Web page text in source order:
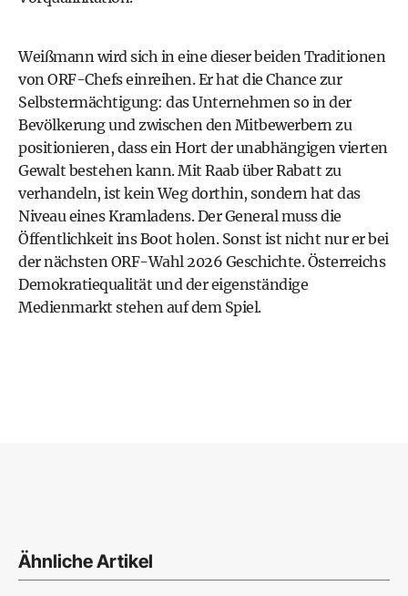
Weißmann wird sich in eine dieser beiden Traditionen
von ORF-Chefs einreihen. Er hat die Chance zur
Selbstermächtigung: das Unternehmen so in der
Bevölkerung und zwischen den Mitbewerbern zu
positionieren, dass ein Hort der unabhängigen vierten
Gewalt bestehen kann. Mit Raab über Rabatt zu
verhandeln, ist kein Weg dorthin, sondern hat das
Niveau eines Kramladens. Der General muss die
Öffentlichkeit ins Boot holen. Sonst ist nicht nur er bei
der nächsten ORF-Wahl 2026 Geschichte. Österreichs
Demokratiequalität und der eigenständige
Medienmarkt stehen auf dem Spiel.
Ähnliche Artikel